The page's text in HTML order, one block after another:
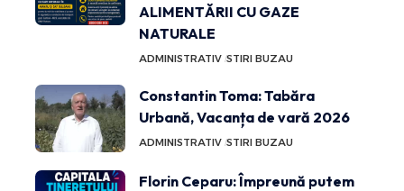
ALIMENTĂRII CU GAZE
NATURALE
ADMINISTRATIV STIRI BUZAU
Constantin Toma: Tabăra
Urbană, Vacanța de vară 2026
ADMINISTRATIV STIRI BUZAU
Florin Ceparu: Împreună putem